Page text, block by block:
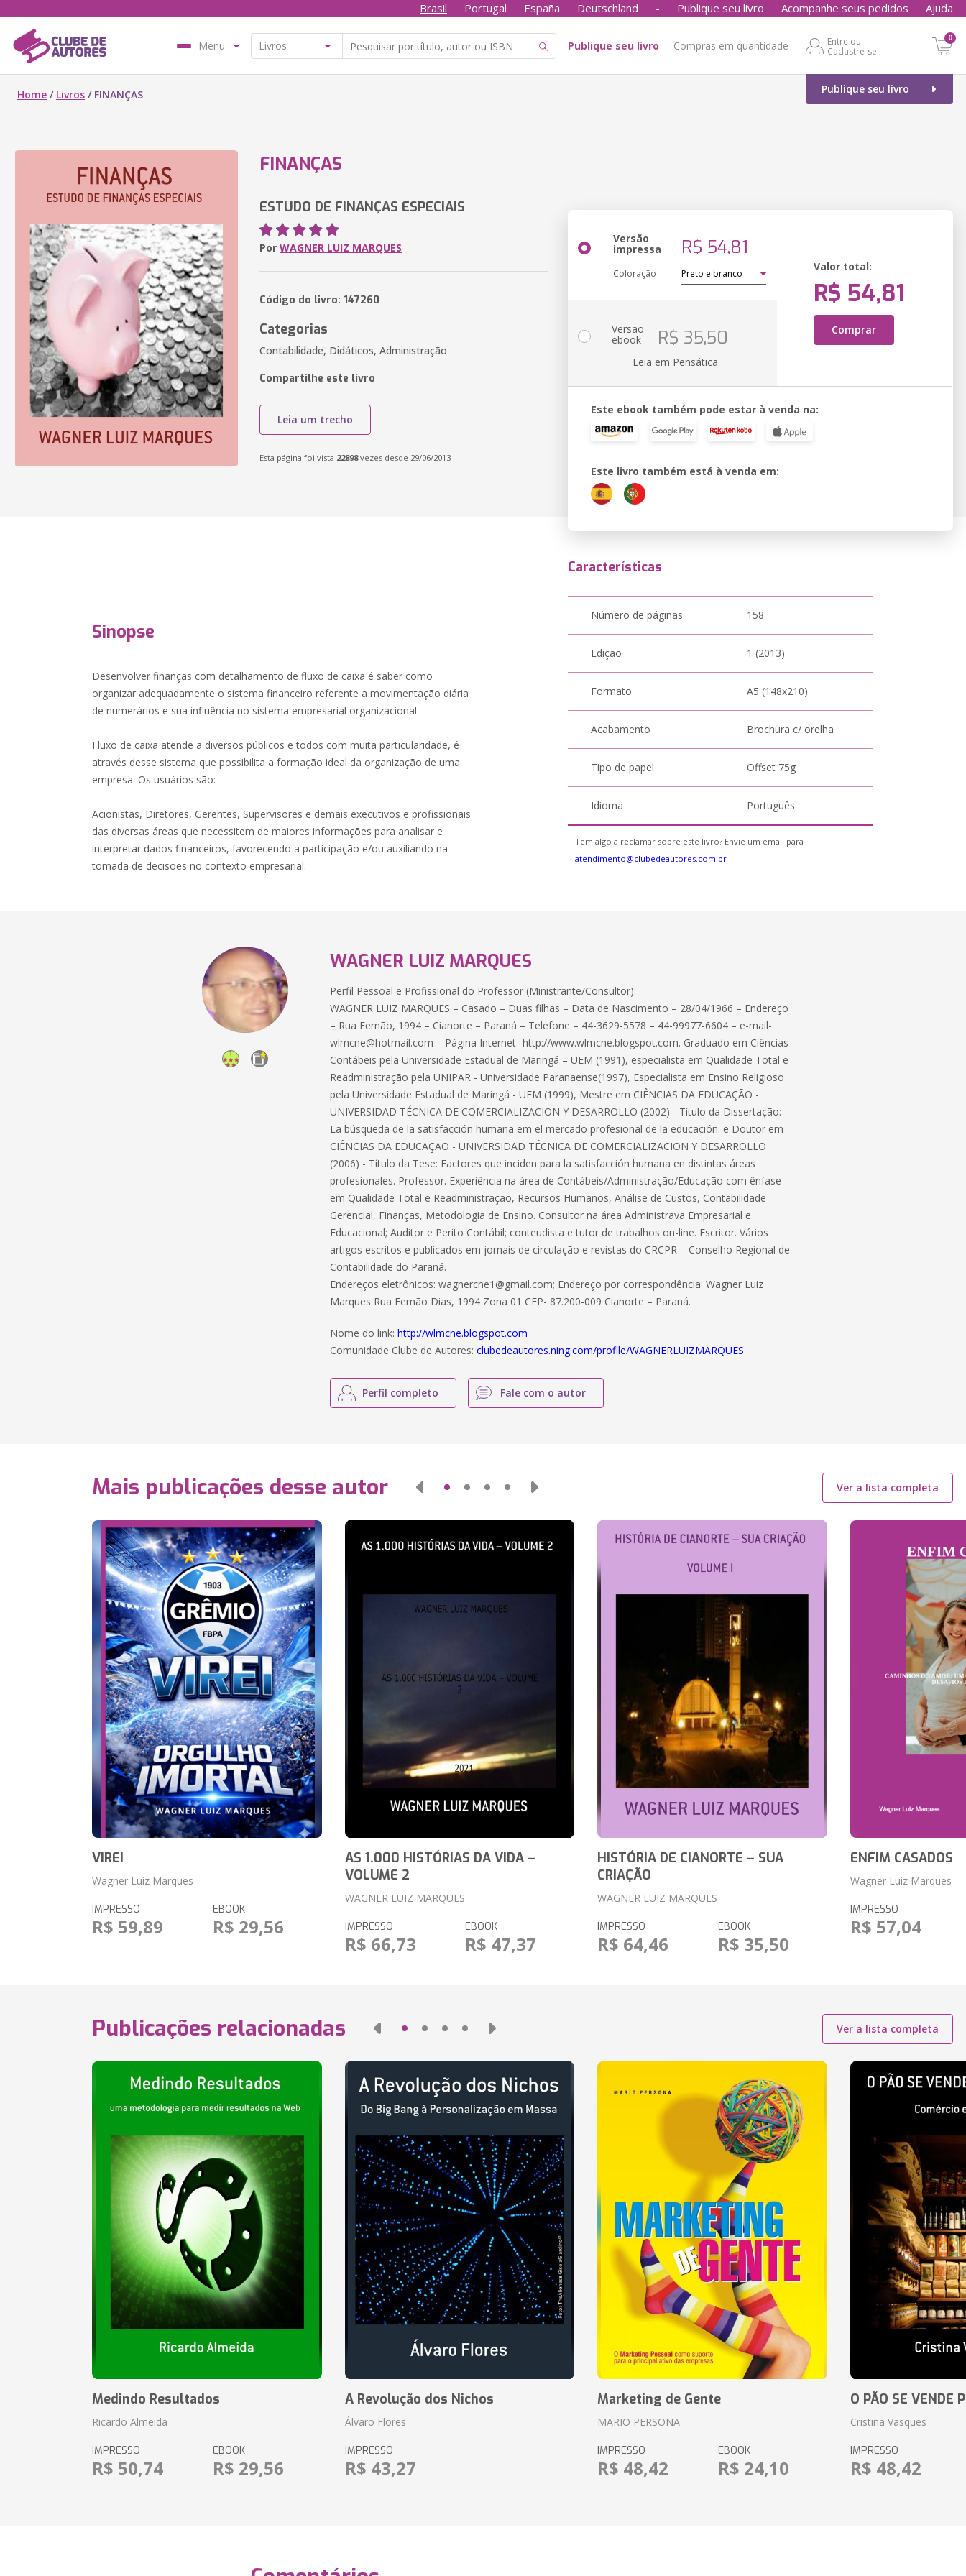
Brasil Portugal España Deutschland - Publique seu livro Acompanhe seus pedidos Ajuda
Menu Publique seu livro Compras em quantidade
Entre ou
Cadastre-se
0
Publique seu livro
Home / Livros / FINANÇAS
FINANÇAS
ESTUDO DE FINANÇAS ESPECIAIS
Por WAGNER LUIZ MARQUES
Código do livro: 147260
Categorias
Contabilidade, Didáticos, Administração
Compartilhe este livro
Leia um trecho
Esta página foi vista 22898vezes desde 29/06/2013
Versão
impressa R$ 54,81
Coloração
Valor total:
R$ 54,81
Comprar
Versão
ebook R$ 35,50
Leia em Pensática
Este ebook também pode estar à venda na:
Este livro também está à venda em:
Sinopse
Desenvolver finanças com detalhamento de fluxo de caixa é saber como
organizar adequadamente o sistema financeiro referente a movimentação diária
de numerários e sua influência no sistema empresarial organizacional.
Fluxo de caixa atende a diversos públicos e todos com muita particularidade, é
através desse sistema que possibilita a formação ideal da organização de uma
empresa. Os usuários são:
Acionistas, Diretores, Gerentes, Supervisores e demais executivos e profissionais
das diversas áreas que necessitem de maiores informações para analisar e
interpretar dados financeiros, favorecendo a participação e/ou auxiliando na
tomada de decisões no contexto empresarial.
Características
Número de páginas 158
Edição 1 (2013)
Formato A5 (148x210)
Acabamento Brochura c/ orelha
Tipo de papel Offset 75g
Idioma Português
Tem algo a reclamar sobre este livro? Envie um email para
atendimento@clubedeautores.com.br
WAGNER LUIZ MARQUES
Perfil Pessoal e Profissional do Professor (Ministrante/Consultor):
WAGNER LUIZ MARQUES – Casado – Duas filhas – Data de Nascimento – 28/04/1966 – Endereço
– Rua Fernão, 1994 – Cianorte – Paraná – Telefone – 44-3629-5578 – 44-99977-6604 – e-mail-
wlmcne@hotmail.com – Página Internet- http://www.wlmcne.blogspot.com. Graduado em Ciências
Contábeis pela Universidade Estadual de Maringá – UEM (1991), especialista em Qualidade Total e
Readministração pela UNIPAR - Universidade Paranaense(1997), Especialista em Ensino Religioso
pela Universidade Estadual de Maringá - UEM (1999), Mestre em CIÊNCIAS DA EDUCAÇÃO -
UNIVERSIDAD TÉCNICA DE COMERCIALIZACION Y DESARROLLO (2002) - Título da Dissertação:
La búsqueda de la satisfacción humana em el mercado profesional de la educación. e Doutor em
CIÊNCIAS DA EDUCAÇÃO - UNIVERSIDAD TÉCNICA DE COMERCIALIZACION Y DESARROLLO
(2006) - Título da Tese: Factores que inciden para la satisfacción humana en distintas áreas
profesionales. Professor. Experiência na área de Contábeis/Administração/Educação com ênfase
em Qualidade Total e Readministração, Recursos Humanos, Análise de Custos, Contabilidade
Gerencial, Finanças, Metodologia de Ensino. Consultor na área Administrava Empresarial e
Educacional; Auditor e Perito Contábil; conteudista e tutor de trabalhos on-line. Escritor. Vários
artigos escritos e publicados em jornais de circulação e revistas do CRCPR – Conselho Regional de
Contabilidade do Paraná.
Endereços eletrônicos: wagnercne1@gmail.com; Endereço por correspondência: Wagner Luiz
Marques Rua Fernão Dias, 1994 Zona 01 CEP- 87.200-009 Cianorte – Paraná.
Nome do link:http://wlmcne.blogspot.com
Comunidade Clube de Autores:clubedeautores.ning.com/profile/WAGNERLUIZMARQUES
Perfil completo Fale com o autor
Mais publicações desse autor Ver a lista completa
VIREI
Wagner Luiz Marques
IMPRESSO
R$ 59,89
EBOOK
R$ 29,56
AS 1.000 HISTÓRIAS DA VIDA –
VOLUME 2
WAGNER LUIZ MARQUES
IMPRESSO
R$ 66,73
EBOOK
R$ 47,37
HISTÓRIA DE CIANORTE – SUA
CRIAÇÃO
WAGNER LUIZ MARQUES
IMPRESSO
R$ 64,46
EBOOK
R$ 35,50
ENFIM CASADOS
Wagner Luiz Marques
IMPRESSO
R$ 57,04
Publicações relacionadas Ver a lista completa
Medindo Resultados
Ricardo Almeida
IMPRESSO
R$ 50,74
EBOOK
R$ 29,56
A Revolução dos Nichos
Álvaro Flores
IMPRESSO
R$ 43,27
Marketing de Gente
MARIO PERSONA
IMPRESSO
R$ 48,42
EBOOK
R$ 24,10
O PÃO SE VENDE
Cristina Vasques
IMPRESSO
R$ 48,42